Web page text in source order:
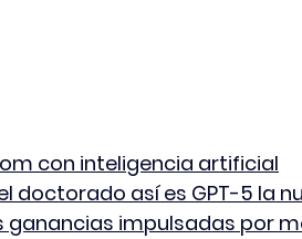
con inteligencia artificial
doctorado así es GPT-5 la
ganancias impulsadas por